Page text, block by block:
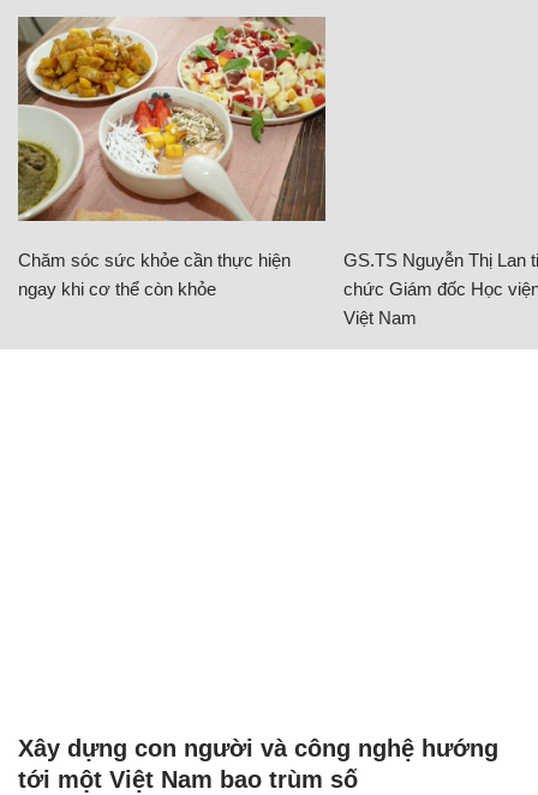
Chăm sóc sức khỏe cần thực hiện
ngay khi cơ thể còn khỏe
GS.TS Nguyễn Thị Lan
chức Giám đốc Học
Việt Nam
Xây dựng con người và công nghệ hướng
tới một Việt Nam bao trùm số